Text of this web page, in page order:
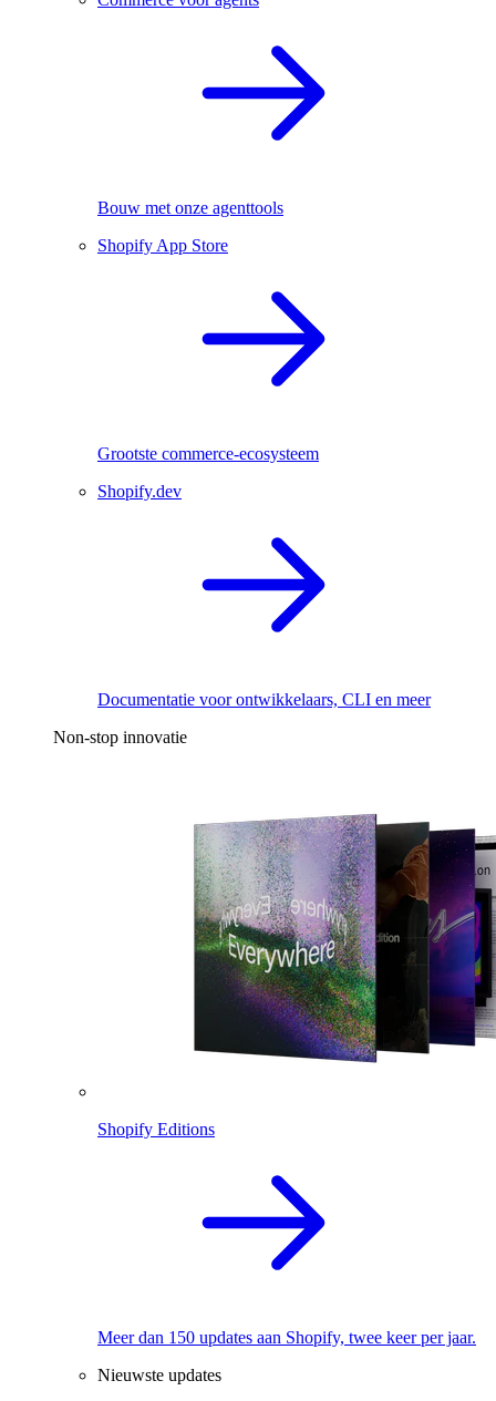
Bouw met onze agenttools
Shopify App Store
Grootste commerce-ecosysteem
Shopify.dev
Documentatie voor ontwikkelaars, CLI en meer
Non-stop innovatie
Shopify Editions
Meer dan 150 updates aan Shopify, twee keer per jaar.
Nieuwste updates